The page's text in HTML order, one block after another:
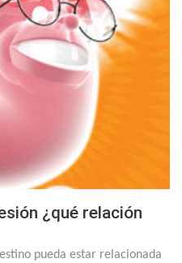
¿qué relación
pueda estar relacionada